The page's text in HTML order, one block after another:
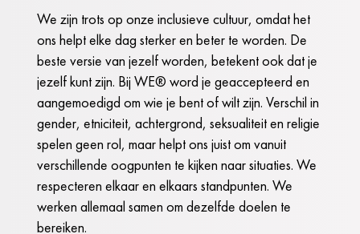
We zijn trots op onze inclusieve cultuur, omdat het
ons helpt elke dag sterker en beter te worden. De
beste versie van jezelf worden, betekent ook dat je
jezelf kunt zijn. Bij WE® word je geaccepteerd en
aangemoedigd om wie je bent of wilt zijn. Verschil in
gender, etniciteit, achtergrond, seksualiteit en religie
spelen geen rol, maar helpt ons juist om vanuit
verschillende oogpunten te kijken naar situaties. We
respecteren elkaar en elkaars standpunten. We
werken allemaal samen om dezelfde doelen te
bereiken.